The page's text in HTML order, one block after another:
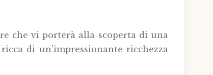
che vi porterà alla scoperta di una
di un'impressionante ricchezza